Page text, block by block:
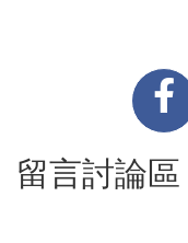
留言討論區